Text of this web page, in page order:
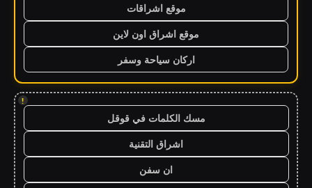
موقع اشراقات
موقع اشراق اون لاين
اركان سياحة وسفر
!
مسك الكلمات في قوقل
اشراق التقنية
ان سفن